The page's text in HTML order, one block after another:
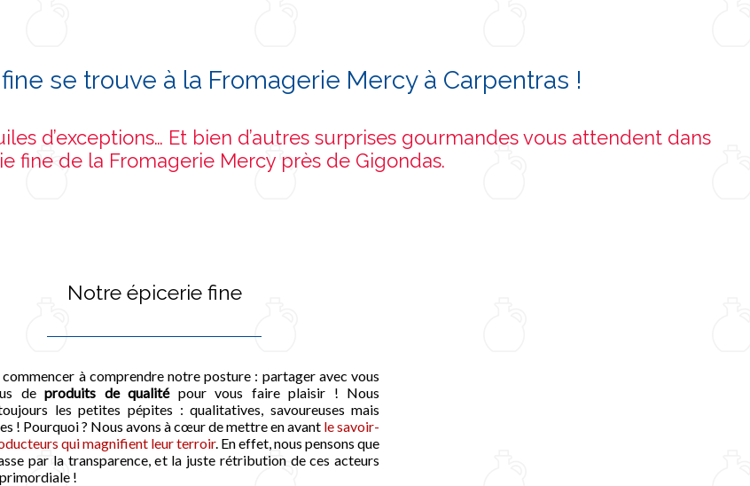
se trouve à la Fromagerie Mercy à Carpentras !
d’exceptions… Et bien d’autres surprises gourmandes vous attendent dans
fine de la Fromagerie Mercy près de Gigondas.
Notre épicerie fine
commencer à comprendre notre posture : partager avec vous
deproduits de qualitépour vous faire plaisir ! Nous
les petites pépites : qualitatives, savoureuses mais
! Pourquoi ? Nous avons à cœur de mettre en avant le savoir-
qui magnifient leur terroir. En effet, nous pensons que
par la transparence, et la juste rétribution de ces acteurs
!